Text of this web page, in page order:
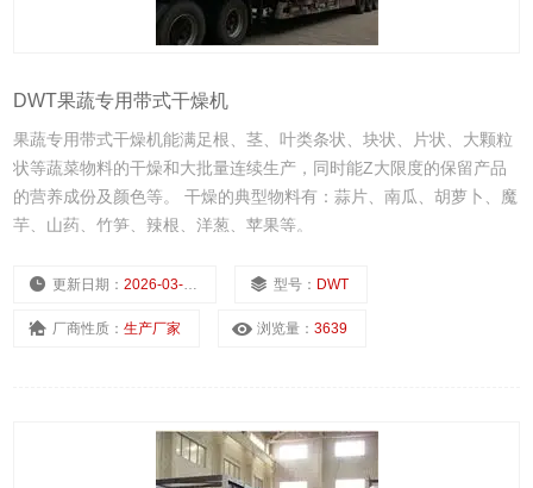
DWT果蔬专用带式干燥机
果蔬专用带式干燥机能满足根、茎、叶类条状、块状、片状、大颗粒
状等蔬菜物料的干燥和大批量连续生产，同时能Z大限度的保留产品
的营养成份及颜色等。 干燥的典型物料有：蒜片、南瓜、胡萝卜、魔
芋、山药、竹笋、辣根、洋葱、苹果等。
更新日期：2026-03-04 型号： DWT
厂商性质：生产厂家 浏览量：3639